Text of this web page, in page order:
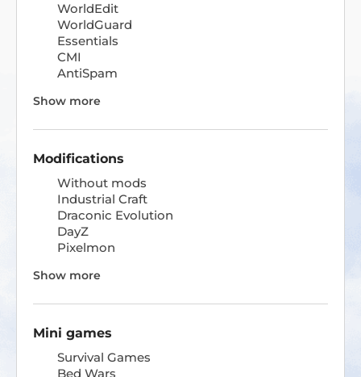
WorldEdit
WorldGuard
Essentials
CMI
AntiSpam
Show more
Modifications
Without mods
Industrial Craft
Draconic Evolution
DayZ
Pixelmon
Show more
Mini games
Survival Games
Bed Wars